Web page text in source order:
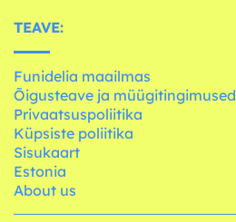
TEAVE:
Funidelia maailmas
Õigusteave ja müügitingimused
Privaatsuspoliitika
Küpsiste poliitika
Sisukaart
Estonia
About us